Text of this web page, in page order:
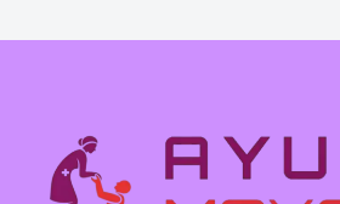
para